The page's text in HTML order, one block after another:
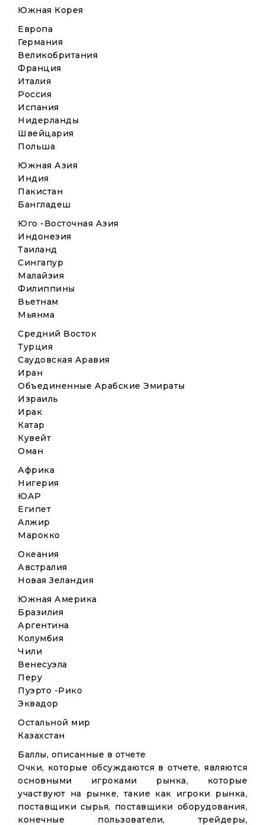
Южная Корея
Европа
Германия
Великобритания
Франция
Италия
Россия
Испания
Нидерланды
Швейцария
Польша
Южная Азия
Индия
Пакистан
Бангладеш
Юго -Восточная Азия
Индонезия
Таиланд
Сингапур
Малайзия
Филиппины
Вьетнам
Мьянма
Средний Восток
Турция
Саудовская Аравия
Иран
Объединенные Арабские Эмираты
Израиль
Ирак
Катар
Кувейт
Оман
Африка
Нигерия
ЮАР
Египет
Алжир
Марокко
Океания
Австралия
Новая Зеландия
Южная Америка
Бразилия
Аргентина
Колумбия
Чили
Венесуэла
Перу
Пуэрто -Рико
Эквадор
Остальной мир
Казахстан
Баллы, описанные в отчете
Очки, которые обсуждаются в отчете, являются
основными игроками рынка, которые
участвуют на рынке, такие как игроки рынка,
поставщики сырья, поставщики оборудования,
конечные пользователи, трейдеры,